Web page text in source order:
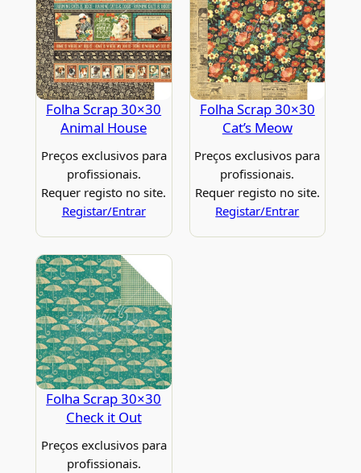
Folha Scrap 30×30
Animal House
Preços exclusivos para
profissionais.
Requer registo no site.
Registar/Entrar
Folha Scrap 30×30
Cat’s Meow
Preços exclusivos para
profissionais.
Requer registo no site.
Registar/Entrar
Folha Scrap 30×30
Check it Out
Preços exclusivos para
profissionais.